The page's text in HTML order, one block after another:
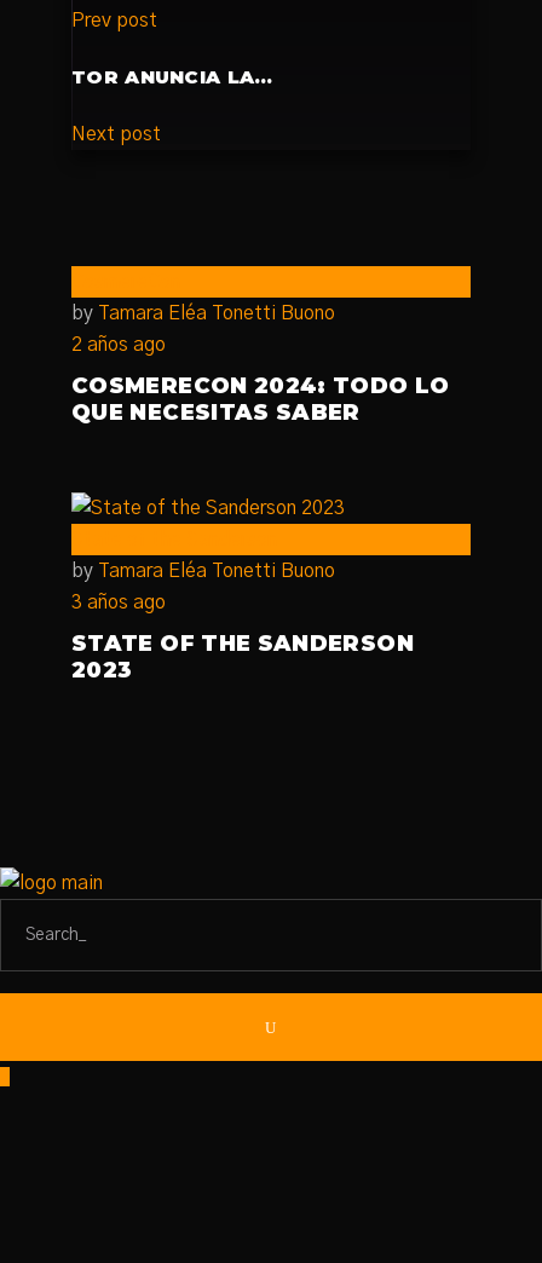
Prev post
TOR ANUNCIA LA…
Next post
by
Tamara Eléa Tonetti Buono
2 años ago
COSMERECON 2024: TODO LO
QUE NECESITAS SABER
by
Tamara Eléa Tonetti Buono
3 años ago
STATE OF THE SANDERSON
2023